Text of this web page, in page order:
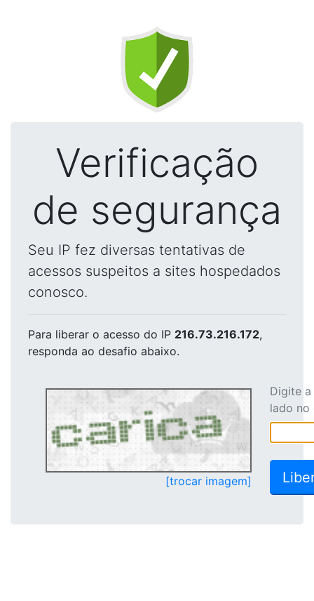
Verificação
de segurança
Seu IP fez diversas tentativas de
acessos suspeitos a sites hospedados
conosco.
Para liberar o acesso do IP 216.73.216.172,
responda ao desafio abaixo.
[trocar imagem]
Digite
lado no